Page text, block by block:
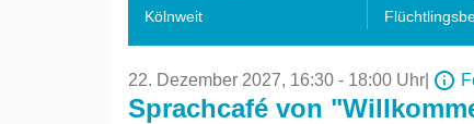
Kölnweit
22. Dezember 2027, 16:30 - 18:00 Uhr
Sprachcafé von